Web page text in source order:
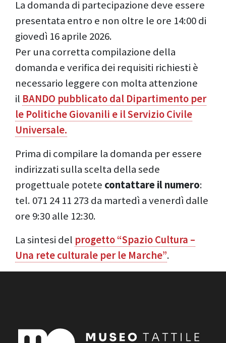
La domanda di partecipazione deve essere
presentata entro e non oltre le ore 14:00 di
giovedì 16 aprile 2026.
Per una corretta compilazione della
domanda e verifica dei requisiti richiesti è
necessario leggere con molta attenzione
il BANDO pubblicato dal Dipartimento per
le Politiche Giovanili e il Servizio Civile
Universale.
Prima di compilare la domanda per essere
indirizzati sulla scelta della sede
progettuale potete contattare il numero:
tel. 071 24 11 273 da martedì a venerdì dalle
ore 9:30 alle 12:30.
La sintesi del progetto “Spazio Cultura –
Una rete culturale per le Marche”.